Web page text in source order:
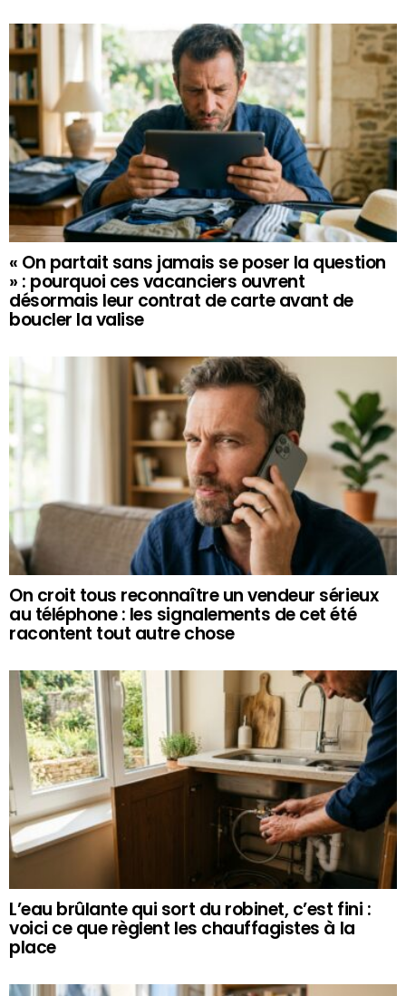
« On partait sans jamais se poser la question
» : pourquoi ces vacanciers ouvrent
désormais leur contrat de carte avant de
boucler la valise
On croit tous reconnaître un vendeur sérieux
au téléphone : les signalements de cet été
racontent tout autre chose
L’eau brûlante qui sort du robinet, c’est fini :
voici ce que règlent les chauffagistes à la
place